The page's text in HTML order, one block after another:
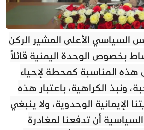
السياسي الأعلى المشير الركن
بخصوص الوحدة اليمنية قائلاً
هذه المناسبة كمحطة لإحياء
ونبذ الكراهية، باعتبار هذه
الإيمانية الوحدوية، ولا ينبغي
أن تدفعنا لمغادرة